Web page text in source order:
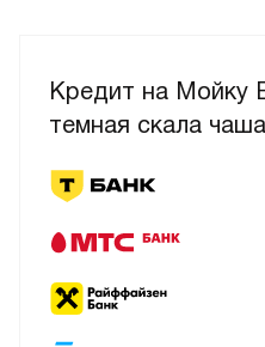
Кредит на Мойку
темная скала